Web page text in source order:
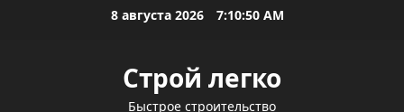
8 августа 2026 7:10:50 AM
Строй легко
Быстрое строительство